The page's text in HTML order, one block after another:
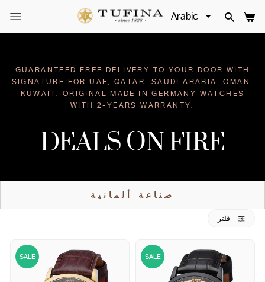
contentSITE NAVIGATION
GUARANTEED FREE DELIVERY TO YOUR DOOR WITH
SIGNATURE FOR UAE, QATAR, SAUDI ARABIA, OMAN,
KUWAIT. ORIGINAL MADE IN GERMANY WATCHES
WITH 2-YEARS WARRANTY.
DEALS ON FIRE
صناعة ألمانية
SALE SALE